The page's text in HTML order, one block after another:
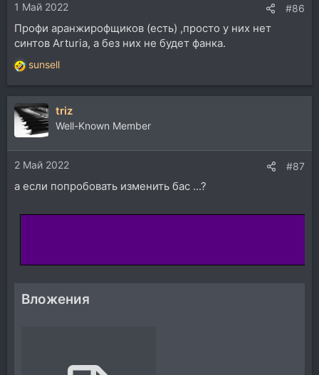
1 Май 2022 #86
Профи аранжирофщиков (есть) ,просто у них нет
синтов Arturia, а без них не будет фанка.
Р
е
а
к
ц
и
и
:
sunsell
triz
Well-Known Member
2 Май 2022 #87
а если попробовать изменить бас ...?
Вложения